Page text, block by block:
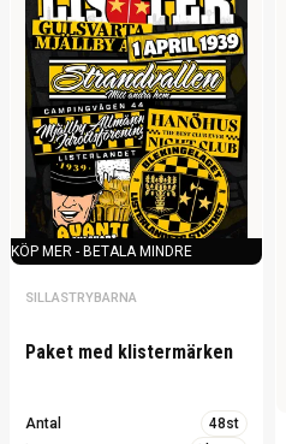
KÖP MER - BETALA MINDRE
SILLASTRYBARNA
Paket med klistermärken
Antal
48st